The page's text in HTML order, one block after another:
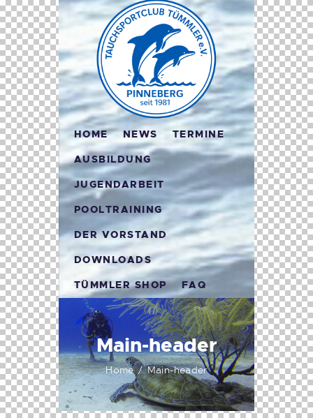
HOME NEWS
TERMINE
AUSBILDUNG
JUGENDARBEIT
POOLTRAINING
DER VORSTAND
DOWNLOADS
TÜMMLER SHOP
FAQ
Main-header
Home Main-header